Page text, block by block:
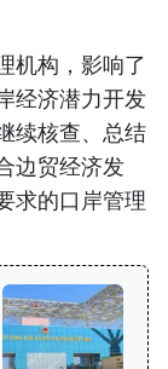
机构，影响了
经济潜力开发
续核查、总结
边贸经济发
求的口岸管理